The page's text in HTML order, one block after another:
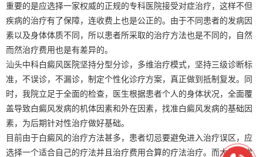
重要的是应选择一家权威的正规的专科医院接受对症治疗，这样不但
疾病的治疗有了保障，连收费上也是公正的。由于不同患者的发病因
素以及身体体质不同，所以患者所采取的治疗方法也是不同的，自然
而然治疗费用也是有差异的。
汕头中科白癜风医院坚持分型分诊，多维治疗模式，坚持三级诊断标
准，不误诊，不漏诊，制定个性化诊疗方案，真正做到抵制复发。同
时，我院立足于全面的检查，医生根据患者个人的身体状况，全面覆
盖导致白癜风发病的机体因素和外在因素，找准白癜风发病的基础因
素，为后期针对性治疗做好基础。
目前由于白癜风的治疗方法甚多，患者切忌要避免进入治疗误区，应
选择一个适合自己的疗法并且治疗费用合算的疗法治疗。而大量医学